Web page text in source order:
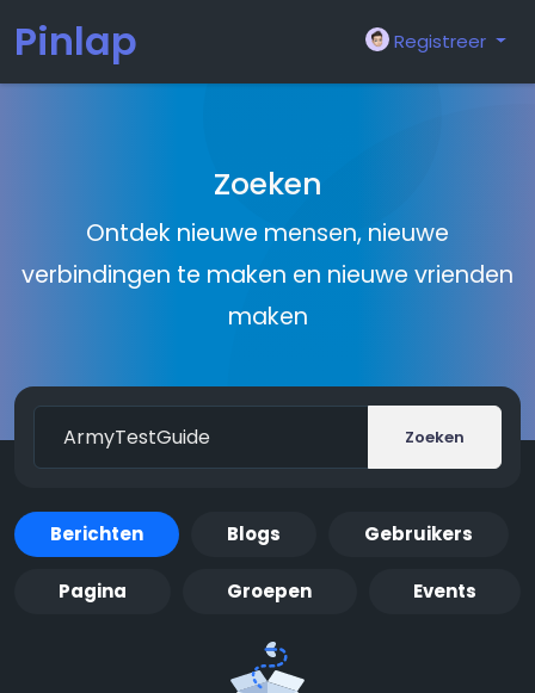
Pinlap Registreer
Zoeken
Ontdek nieuwe mensen, nieuwe
verbindingen te maken en nieuwe vrienden
maken
Zoeken
Berichten Blogs Gebruikers
Pagina Groepen Events